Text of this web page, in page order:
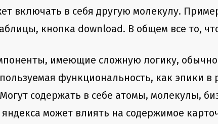
включать в себя другую молекулу.
кнопка download. В общем все то,
имеющие сложную логику,
функциональность, как эпики
содержать в себе атомы, молекулы,
может влиять на содержимое